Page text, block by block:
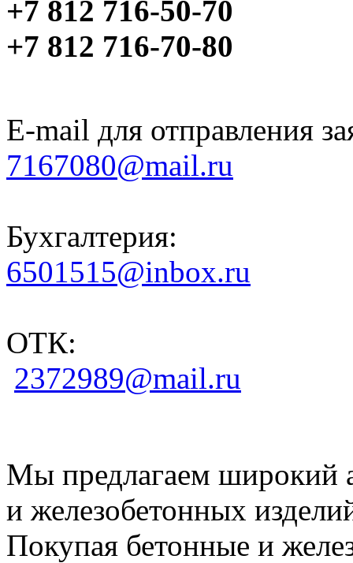
+7 812 716-50-70
+7 812 716-70-80
E-mail для отправления
7167080@mail.ru
Бухгалтерия:
6501515@inbox.ru
ОТК:
2372989@mail.ru
Мы предлагаем широкий
и железобетонных
Покупая бетонные и